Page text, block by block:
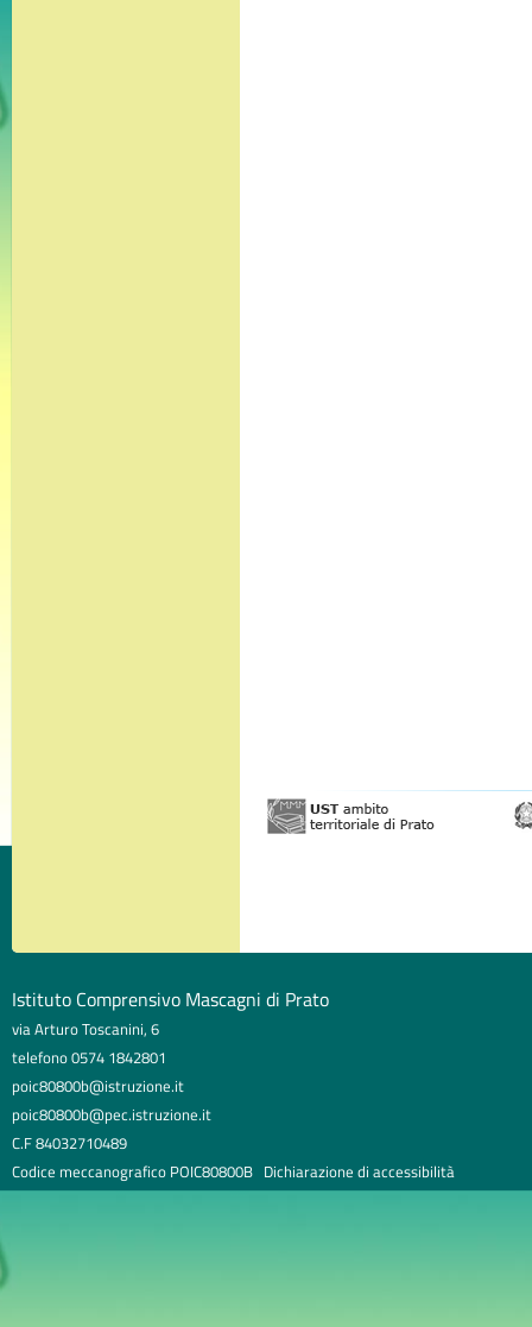
Istituto Comprensivo Mascagni di Prato
via Arturo Toscanini, 6
telefono 0574 1842801
poic80800b@istruzione.it
poic80800b@pec.istruzione.it
C.F 84032710489
Codice meccanografico POIC80800B Dichiarazione di accessibilità